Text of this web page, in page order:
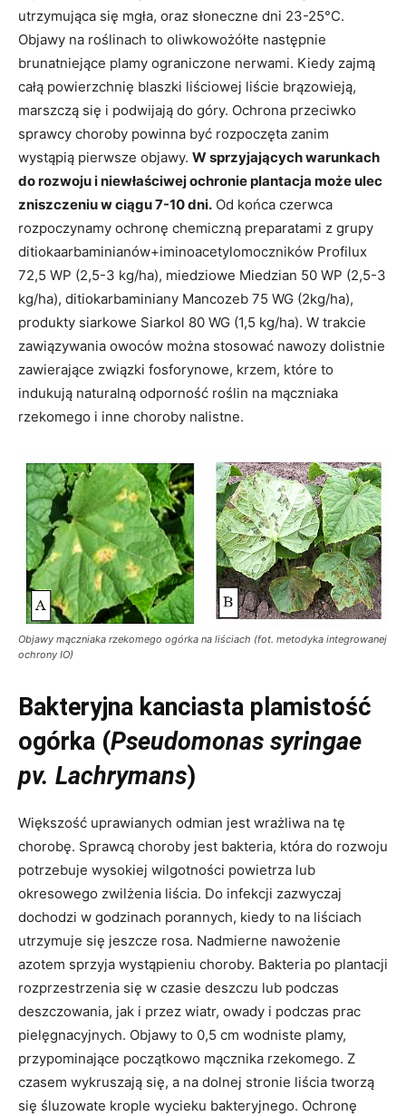
utrzymująca się mgła, oraz słoneczne dni 23-25°C.
Objawy na roślinach to oliwkowożółte następnie
brunatniejące plamy ograniczone nerwami. Kiedy zajmą
całą powierzchnię blaszki liściowej liście brązowieją,
marszczą się i podwijają do góry. Ochrona przeciwko
sprawcy choroby powinna być rozpoczęta zanim
wystąpią pierwsze objawy. W sprzyjających warunkach
do rozwoju i niewłaściwej ochronie plantacja może ulec
zniszczeniu w ciągu 7-10 dni. Od końca czerwca
rozpoczynamy ochronę chemiczną preparatami z grupy
ditiokaarbaminianów+iminoacetylomoczników Profilux
72,5 WP (2,5-3 kg/ha), miedziowe Miedzian 50 WP (2,5-3
kg/ha), ditiokarbaminiany Mancozeb 75 WG (2kg/ha),
produkty siarkowe Siarkol 80 WG (1,5 kg/ha). W trakcie
zawiązywania owoców można stosować nawozy dolistnie
zawierające związki fosforynowe, krzem, które to
indukują naturalną odporność roślin na mączniaka
rzekomego i inne choroby nalistne.
Objawy mączniaka rzekomego ogórka na liściach (fot. metodyka integrowanej
ochrony IO)
Bakteryjna kanciasta plamistość
ogórka (Pseudomonas syringae
pv. Lachrymans)
Większość uprawianych odmian jest wrażliwa na tę
chorobę. Sprawcą choroby jest bakteria, która do rozwoju
potrzebuje wysokiej wilgotności powietrza lub
okresowego zwilżenia liścia. Do infekcji zazwyczaj
dochodzi w godzinach porannych, kiedy to na liściach
utrzymuje się jeszcze rosa. Nadmierne nawożenie
azotem sprzyja wystąpieniu choroby. Bakteria po plantacji
rozprzestrzenia się w czasie deszczu lub podczas
deszczowania, jak i przez wiatr, owady i podczas prac
pielęgnacyjnych. Objawy to 0,5 cm wodniste plamy,
przypominające początkowo mącznika rzekomego. Z
czasem wykruszają się, a na dolnej stronie liścia tworzą
się śluzowate krople wycieku bakteryjnego. Ochronę